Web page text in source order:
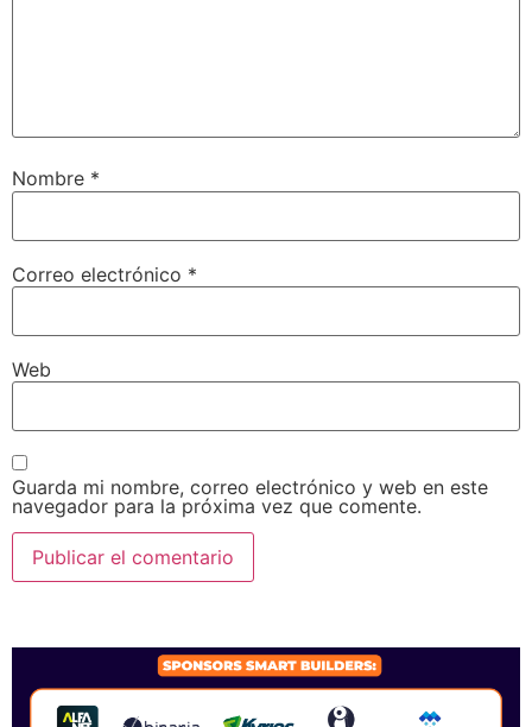
Nombre *
Correo electrónico *
Web
Guarda mi nombre, correo electrónico y web en este
navegador para la próxima vez que comente.